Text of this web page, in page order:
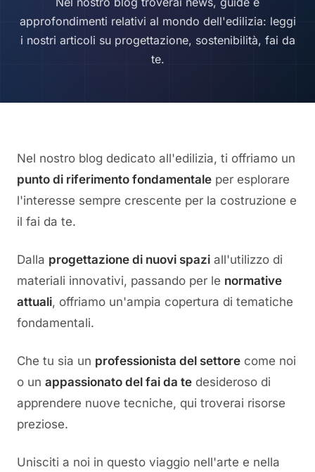
approfondimenti relativi al mondo dell'edilizia: leggi
i nostri articoli su progettazione, sostenibilità, fai da
te.
Nel nostro blog dedicato all'edilizia, ti offriamo un
punto di riferimento fondamentale per esplorare
l'interesse sempre crescente per la costruzione e
il fai da te.
Dalla progettazione di nuovi spazi all'utilizzo di
materiali innovativi, passando per le normative
attuali, offriamo un'ampia copertura di tematiche
fondamentali.
Che tu sia un professionista del settore come noi
o un appassionato del fai da te desideroso di
apprendere nuove tecniche, qui troverai risorse
preziose.
Unisciti a noi in questo viaggio nell'arte e nella